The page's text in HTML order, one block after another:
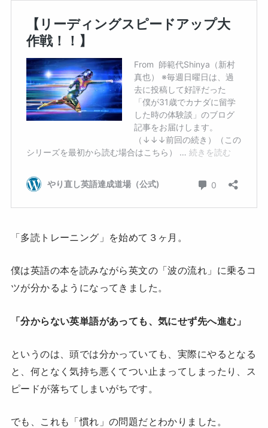
「多読トレーニング」を始めて３ヶ月。
僕は英語の本を読みながら英文の「波の流れ」に乗るコ
ツが分かるようになってきました。
「分からない英単語があっても、気にせず先へ進む」
というのは、頭では分かっていても、実際にやるとなる
と、何となく気持ち悪くてつい止まってしまったり、ス
ピードが落ちてしまいがちです。
でも、これも「慣れ」の問題だとわかりました。